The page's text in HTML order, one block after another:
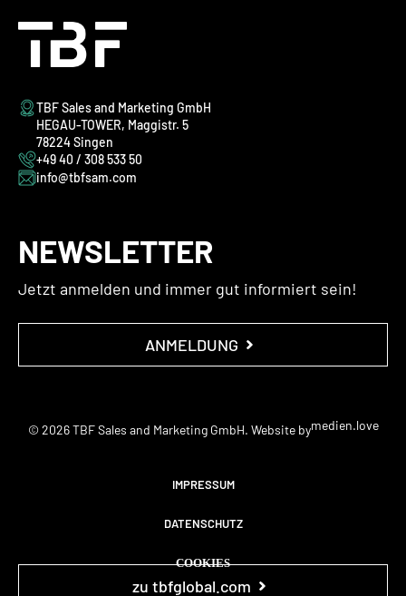
TBF Sales and Marketing GmbH
HEGAU-TOWER, Maggistr. 5
78224 Singen
+49 40 / 308 533 50
info@tbfsam.com
NEWSLETTER
Jetzt anmelden und immer gut informiert sein!
ANMELDUNG
© 2026 TBF Sales and Marketing GmbH. Website bymedien.love
IMPRESSUM
DATENSCHUTZ
COOKIES
zu tbfglobal.com